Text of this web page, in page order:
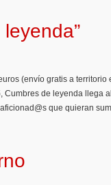
(envío gratis a territorio
de leyenda llega
que quieran